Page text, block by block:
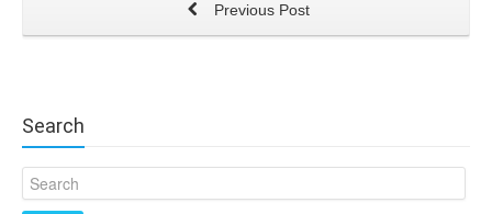
Previous Post
Search